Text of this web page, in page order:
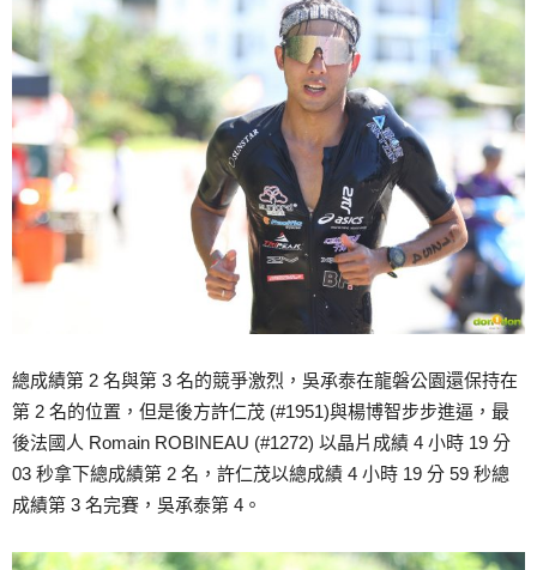
總成績第 2 名與第 3 名的競爭激烈，吳承泰在龍磐公園還保持在
第 2 名的位置，但是後方許仁茂 (#1951)與楊博智步步進逼，最
後法國人 Romain ROBINEAU (#1272) 以晶片成績 4 小時 19 分
03 秒拿下總成績第 2 名，許仁茂以總成績 4 小時 19 分 59 秒總
成績第 3 名完賽，吳承泰第 4。